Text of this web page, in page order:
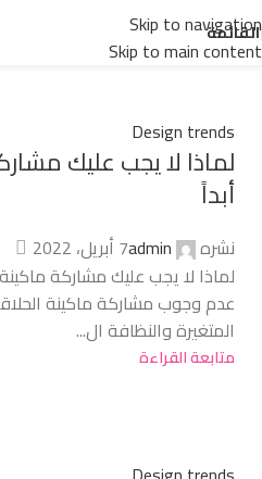
Skip to navigation
Skip to main content
القائمة
Tag Archives: Trends
Design trends
لماذا لا يجب عليك
أبداً
نشره admin7 أبريل، 2022
لماذا لا يجب عليك مشاركة
عدم وجوب مشاركة ماكينة
المتغيرة والنظافة ال...
متابعة القراءة